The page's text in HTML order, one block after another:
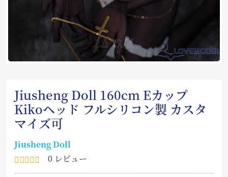
Jiusheng Doll 160cm Eカップ
Kikoヘッド フルシリコン製 カスタ
マイズ可
Jiusheng Doll
0 レビュー